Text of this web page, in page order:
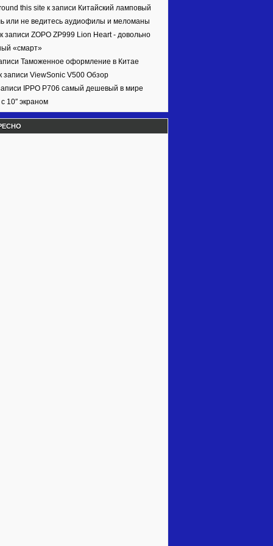
this site к записи Китайский ламповый
или не ведитесь аудиофилы и меломаны
записи ZOPO ZP999 Lion Heart - довольно
«смарт»
Таможенное оформление в Китае
записи ViewSonic V500 Обзор
IPPO P706 самый дешевый в мире
10″ экраном